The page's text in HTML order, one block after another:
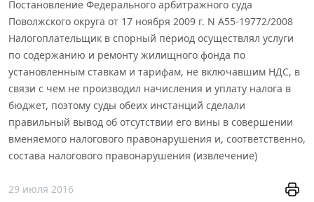
Постановление Федерального арбитражного суда
Поволжского округа от 17 ноября 2009 г. N А55-19772/2008
Налогоплательщик в спорный период осуществлял услуги
по содержанию и ремонту жилищного фонда по
установленным ставкам и тарифам, не включавшим НДС, в
связи с чем не производил начисления и уплату налога в
бюджет, поэтому суды обеих инстанций сделали
правильный вывод об отсутствии его вины в совершении
вменяемого налогового правонарушения и, соответственно,
состава налогового правонарушения (извлечение)
29 июля 2016